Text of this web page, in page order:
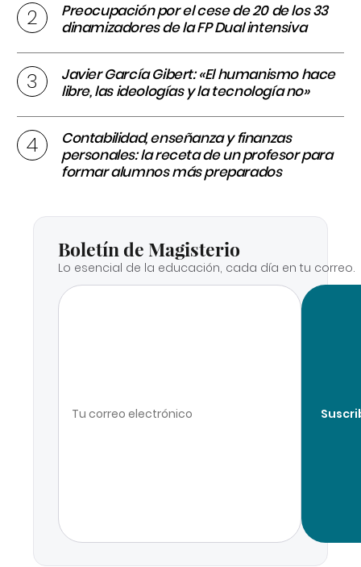
Preocupación por el cese de 20 de los 33
dinamizadores de la FP Dual intensiva
Javier García Gibert: «El humanismo hace
libre, las ideologías y la tecnología no»
Contabilidad, enseñanza y finanzas
personales: la receta de un profesor para
formar alumnos más preparados
Boletín de Magisterio
Lo esencial de la educación, cada día en tu correo.